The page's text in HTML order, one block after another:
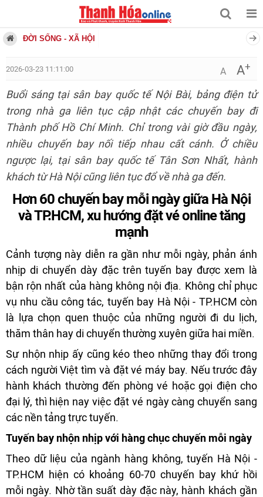
ĐỜI SỐNG - XÃ HỘI
2026-03-23 11:11:00 A A+
Buổi sáng tại sân bay quốc tế Nội Bài, bảng điện tử
trong nhà ga liên tục cập nhật các chuyến bay đi
Thành phố Hồ Chí Minh. Chỉ trong vài giờ đầu ngày,
nhiều chuyến bay nối tiếp nhau cất cánh. Ở chiều
ngược lại, tại sân bay quốc tế Tân Sơn Nhất, hành
khách từ Hà Nội cũng liên tục đổ về nhà ga đến.
Hơn 60 chuyến bay mỗi ngày giữa Hà Nội
và TP.HCM, xu hướng đặt vé online tăng
mạnh
Cảnh tượng này diễn ra gần như mỗi ngày, phản ánh
nhịp di chuyển dày đặc trên tuyến bay được xem là
bận rộn nhất của hàng không nội địa. Không chỉ phục
vụ nhu cầu công tác, tuyến bay Hà Nội - TP.HCM còn
là lựa chọn quen thuộc của những người đi du lịch,
thăm thân hay di chuyển thường xuyên giữa hai miền.
Sự nhộn nhịp ấy cũng kéo theo những thay đổi trong
cách người Việt tìm và đặt vé máy bay. Nếu trước đây
hành khách thường đến phòng vé hoặc gọi điện cho
đại lý, thì hiện nay việc đặt vé ngày càng chuyển sang
các nền tảng trực tuyến.
Tuyến bay nhộn nhịp với hàng chục chuyến mỗi ngày
Theo dữ liệu của ngành hàng không, tuyến Hà Nội -
TP.HCM hiện có khoảng 60-70 chuyến bay khứ hồi
mỗi ngày. Nhờ tần suất dày đặc này, hành khách gần